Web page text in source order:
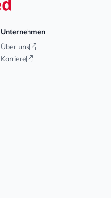
Unternehmen
Über uns
Karriere